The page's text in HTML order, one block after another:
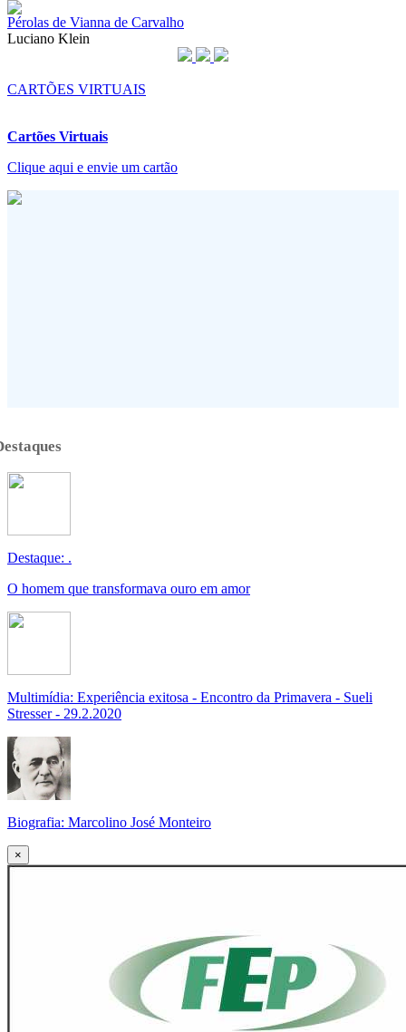
Pérolas de Vianna de Carvalho
Luciano Klein
CARTÕES VIRTUAIS
Cartões Virtuais
Clique aqui e envie um cartão
Destaque: .
O homem que transformava ouro em amor
Multimídia: Experiência exitosa - Encontro da Primavera - Sueli
Stresser - 29.2.2020
Biografia: Marcolino José Monteiro
×